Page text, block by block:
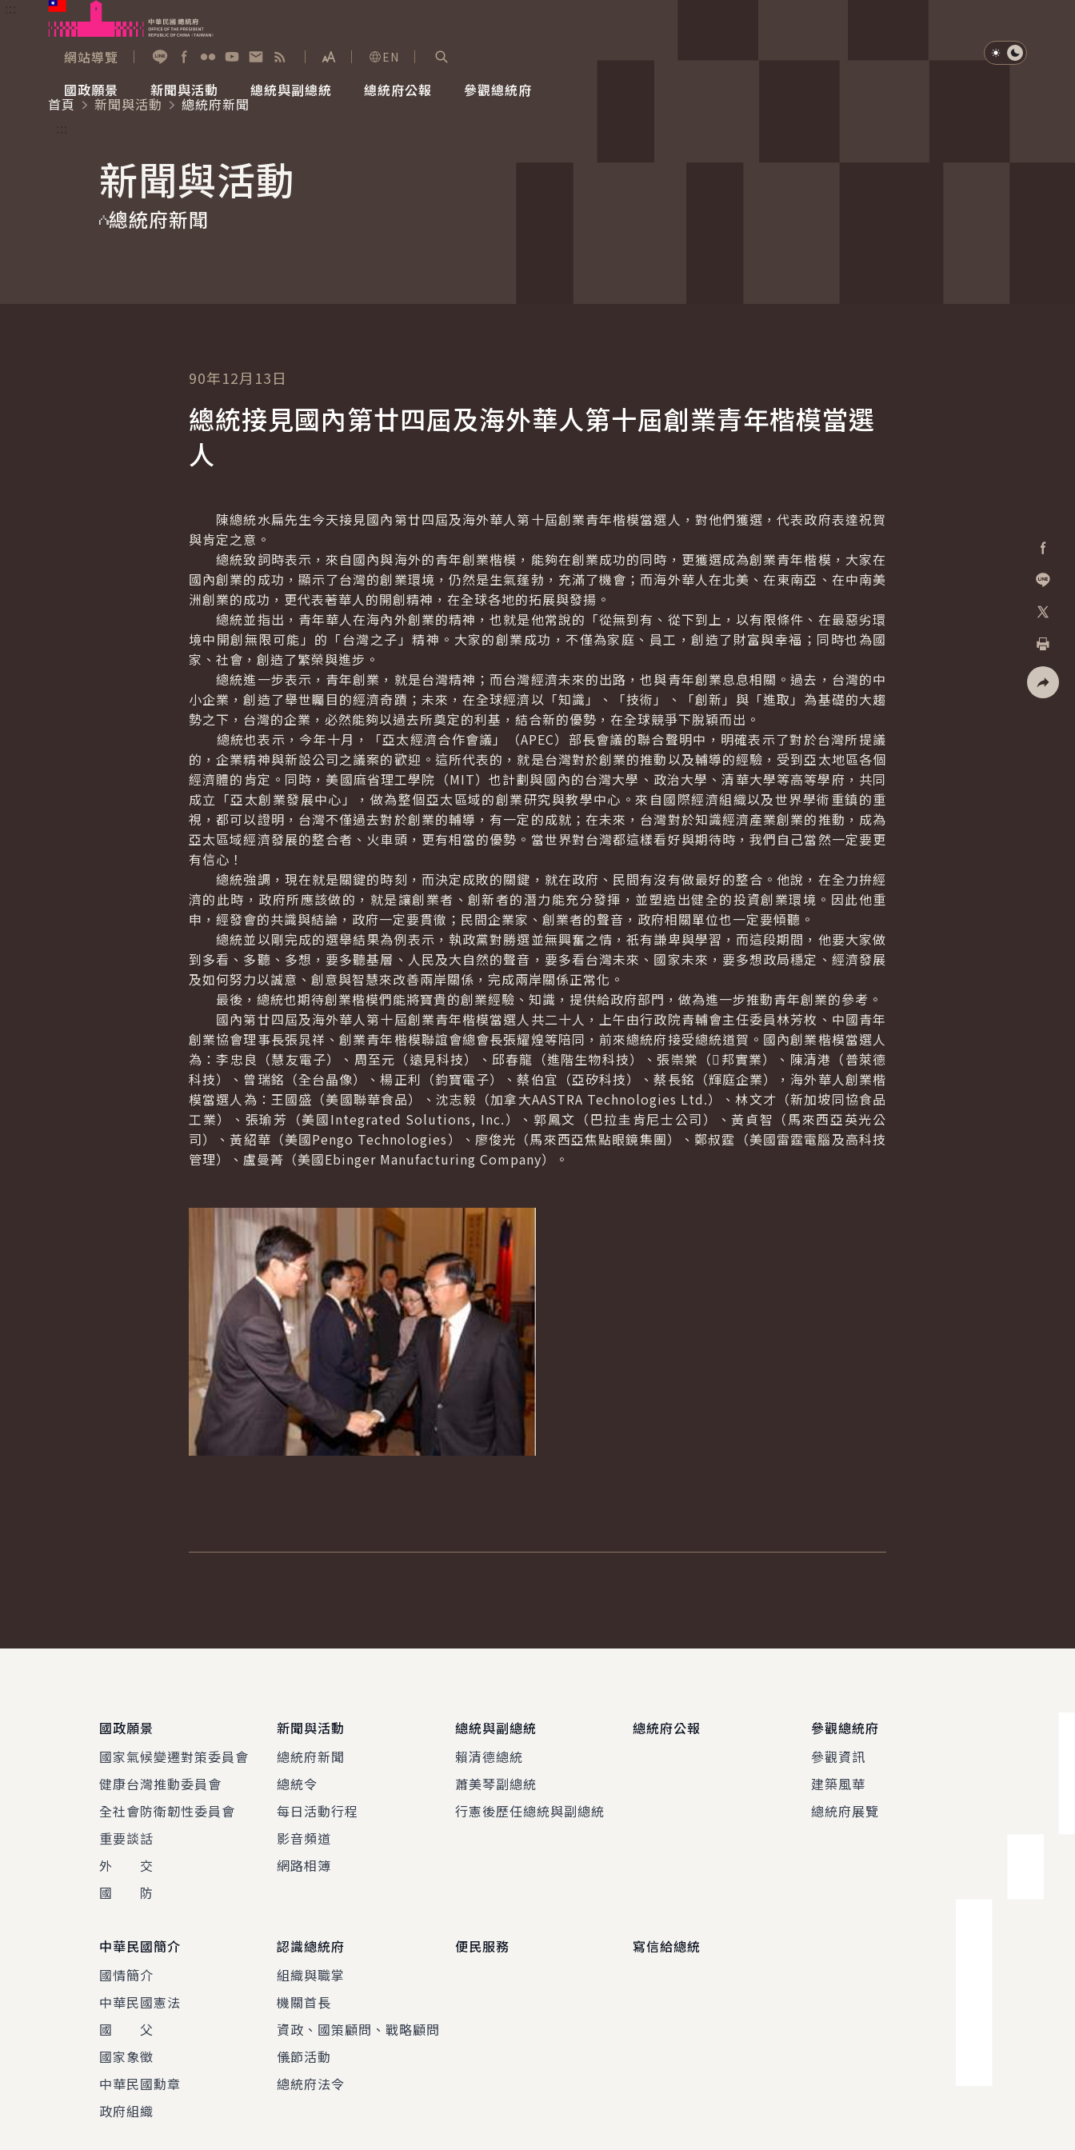
跳到主要內容
網站導覽
展開字級選單
EN
國政願景
國家氣候變遷對策委員會
重要談話
新聞與活動
總統府新聞
影音頻道
總統與副總統
賴清德總統
總統府公報 參觀總統府
參觀資訊
淺色模式
深色模式
首頁
新聞與活動
總統府新聞
新聞與活動
總統府新聞
加入好
列印
90年12月13日
總統接見國內第廿四屆及海外華人第十屆創業青年楷模當選
人
陳總統水扁先生今天接見國內第廿四屆及海外華人第十屆創業青年楷模當選人，對他們獲選，代表政府表達祝賀
與肯定之意。
總統致詞時表示，來自國內與海外的青年創業楷模，能夠在創業成功的同時，更獲選成為創業青年楷模，大家在
國內創業的成功，顯示了台灣的創業環境，仍然是生氣蓬勃，充滿了機會；而海外華人在北美、在東南亞、在中南美
洲創業的成功，更代表著華人的開創精神，在全球各地的拓展與發揚。
總統並指出，青年華人在海內外創業的精神，也就是他常說的「從無到有、從下到上，以有限條件、在最惡劣環
境中開創無限可能」的「台灣之子」精神。大家的創業成功，不僅為家庭、員工，創造了財富與幸福；同時也為國
家、社會，創造了繁榮與進步。
總統進一步表示，青年創業，就是台灣精神；而台灣經濟未來的出路，也與青年創業息息相關。過去，台灣的中
小企業，創造了舉世矚目的經濟奇蹟；未來，在全球經濟以「知識」、「技術」、「創新」與「進取」為基礎的大趨
勢之下，台灣的企業，必然能夠以過去所奠定的利基，結合新的優勢，在全球競爭下脫穎而出。
總統也表示，今年十月，「亞太經濟合作會議」（APEC）部長會議的聯合聲明中，明確表示了對於台灣所提議
的，企業精神與新設公司之議案的歡迎。這所代表的，就是台灣對於創業的推動以及輔導的經驗，受到亞太地區各個
經濟體的肯定。同時，美國麻省理工學院（MIT）也計劃與國內的台灣大學、政治大學、清華大學等高等學府，共同
成立「亞太創業發展中心」，做為整個亞太區域的創業研究與教學中心。來自國際經濟組織以及世界學術重鎮的重
視，都可以證明，台灣不僅過去對於創業的輔導，有一定的成就；在未來，台灣對於知識經濟產業創業的推動，成為
亞太區域經濟發展的整合者、火車頭，更有相當的優勢。當世界對台灣都這樣看好與期待時，我們自己當然一定要更
有信心！
總統強調，現在就是關鍵的時刻，而決定成敗的關鍵，就在政府、民間有沒有做最好的整合。他說，在全力拚經
濟的此時，政府所應該做的，就是讓創業者、創新者的潛力能充分發揮，並塑造出健全的投資創業環境。因此他重
申，經發會的共識與結論，政府一定要貫徹；民間企業家、創業者的聲音，政府相關單位也一定要傾聽。
總統並以剛完成的選舉結果為例表示，執政黨對勝選並無興奮之情，祇有謙卑與學習，而這段期間，他要大家做
到多看、多聽、多想，要多聽基層、人民及大自然的聲音，要多看台灣未來、國家未來，要多想政局穩定、經濟發展
及如何努力以誠意、創意與智慧來改善兩岸關係，完成兩岸關係正常化。
最後，總統也期待創業楷模們能將寶貴的創業經驗、知識，提供給政府部門，做為進一步推動青年創業的參考。
國內第廿四屆及海外華人第十屆創業青年楷模當選人共二十人，上午由行政院青輔會主任委員林芳枚、中國青年
創業協會理事長張晁祥、創業青年楷模聯誼會總會長張耀煌等陪同，前來總統府接受總統道賀。國內創業楷模當選人
為：李忠良（慧友電子）、周至元（遠見科技）、邱春龍（進階生物科技）、張崇棠（邦實業）、陳清港（普萊德
科技）、曾瑞銘（全台晶像）、楊正利（鈞寶電子）、蔡伯宜（亞矽科技）、蔡長銘（輝庭企業），海外華人創業楷
模當選人為：王國盛（美國聯華食品）、沈志毅（加拿大AASTRA Technologies Ltd.）、林文才（新加坡同協食品
工業）、張瑜芳（美國Integrated Solutions, Inc.）、郭鳳文（巴拉圭肯尼士公司）、黃貞智（馬來西亞英光公
司）、黃紹華（美國Pengo Technologies）、廖俊光（馬來西亞焦點眼鏡集團）、鄭叔霆（美國雷霆電腦及高科技
管理）、盧曼菁（美國Ebinger Manufacturing Company）。
國政願景
國家氣候變遷對策委員會
健康台灣推動委員會
全社會防衛韌性委員會
重要談話
外 交
國 防
新聞與活動
總統府新聞
總統令
每日活動行程
影音頻道
網路相簿
總統與副總統
賴清德總統
蕭美琴副總統
行憲後歷任總統與副總統
總統府公報
參觀總統府
參觀資訊
建築風華
總統府展覽
中華民國簡介
國情簡介
中華民國憲法
國 父
國家象徵
中華民國勳章
政府組織
認識總統府
組織與職掌
機關首長
資政、國策顧問、戰略顧問
儀節活動
總統府法令
便民服務 寫信給總統